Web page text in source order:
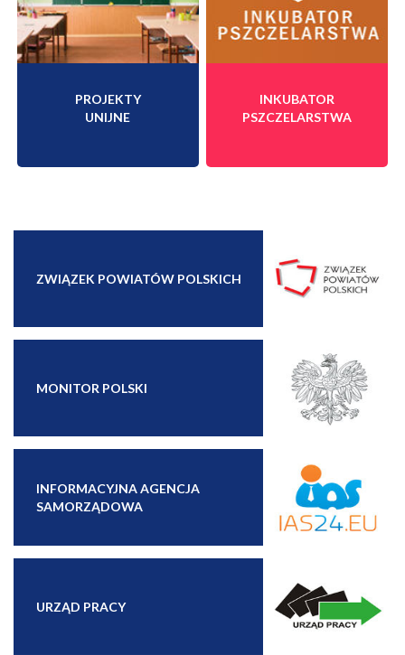
PROJEKTY
UNIJNE
INKUBATOR
PSZCZELARSTWA
ZWIĄZEK POWIATÓW POLSKICH
MONITOR POLSKI
INFORMACYJNA AGENCJA
SAMORZĄDOWA
URZĄD PRACY